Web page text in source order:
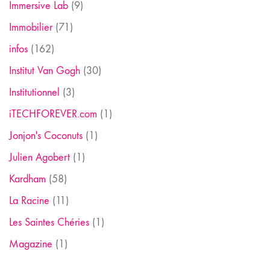
Immersive Lab (9)
Immobilier(71)
infos (162)
Institut Van Gogh (30)
Institutionnel (3)
iTECHFOREVER.com (1)
Jonjon's Coconuts (1)
Julien Agobert (1)
Kardham (58)
La Racine (11)
Les Saintes Chéries (1)
Magazine (1)